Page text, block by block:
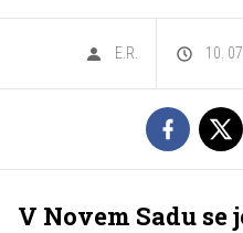
E.R. 10.
V Novem Sadu se